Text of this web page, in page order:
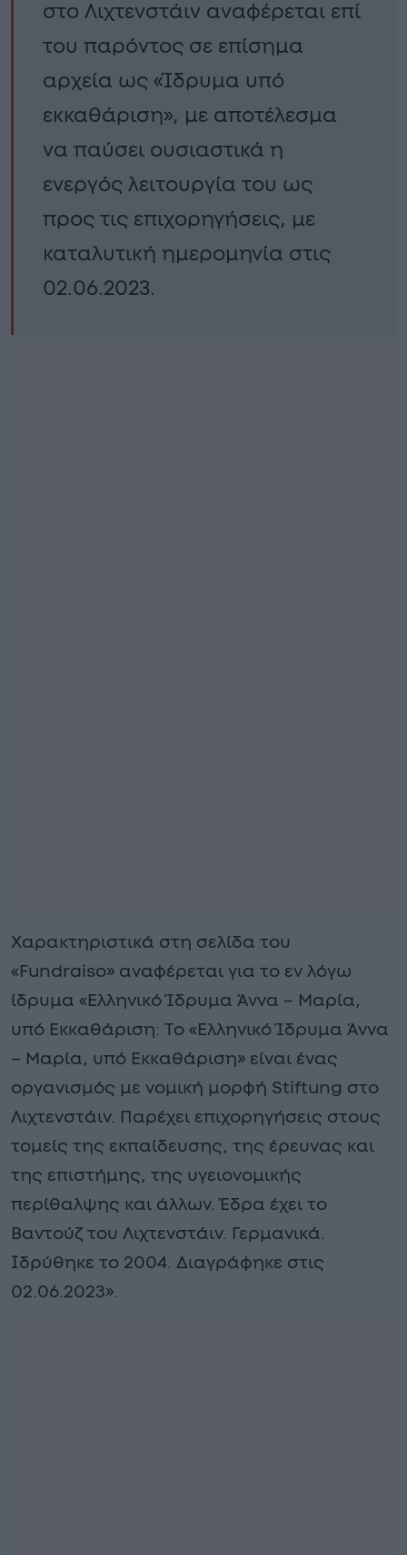
στο Λιχτενστάιν αναφέρεται επί
του παρόντος σε επίσημα
αρχεία ως «Ίδρυμα υπό
εκκαθάριση», με αποτέλεσμα
να παύσει ουσιαστικά η
ενεργός λειτουργία του ως
προς τις επιχορηγήσεις, με
καταλυτική ημερομηνία στις
02.06.2023.
Χαρακτηριστικά στη σελίδα του
«Fundraiso» αναφέρεται για το εν λόγω
ίδρυμα «Ελληνικό Ίδρυμα Άννα – Μαρία,
υπό Εκκαθάριση: Το «Ελληνικό Ίδρυμα Άννα
– Μαρία, υπό Εκκαθάριση» είναι ένας
οργανισμός με νομική μορφή Stiftung στο
Λιχτενστάιν. Παρέχει επιχορηγήσεις στους
τομείς της εκπαίδευσης, της έρευνας και
της επιστήμης, της υγειονομικής
περίθαλψης και άλλων. Έδρα έχει το
Βαντούζ του Λιχτενστάιν. Γερμανικά.
Ιδρύθηκε το 2004. Διαγράφηκε στις
02.06.2023».